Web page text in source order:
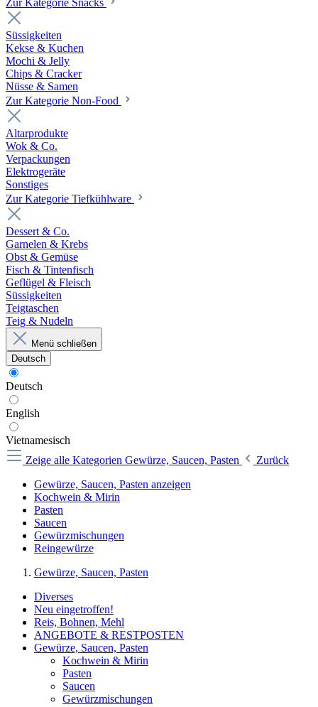
Zur Kategorie Snacks
Süssigkeiten
Kekse & Kuchen
Mochi & Jelly
Chips & Cracker
Nüsse & Samen
Zur Kategorie Non-Food
Altarprodukte
Wok & Co.
Verpackungen
Elektrogeräte
Sonstiges
Zur Kategorie Tiefkühlware
Dessert & Co.
Garnelen & Krebs
Obst & Gemüse
Fisch & Tintenfisch
Geflügel & Fleisch
Süssigkeiten
Teigtaschen
Teig & Nudeln
Menü schließen
Deutsch
Deutsch
English
Vietnamesisch
Zeige alle Kategorien Gewürze, Saucen, Pasten
Zurück
Gewürze, Saucen, Pasten anzeigen
Kochwein & Mirin
Pasten
Saucen
Gewürzmischungen
Reingewürze
Gewürze, Saucen, Pasten
Diverses
Neu eingetroffen!
Reis, Bohnen, Mehl
ANGEBOTE & RESTPOSTEN
Gewürze, Saucen, Pasten
Kochwein & Mirin
Pasten
Saucen
Gewürzmischungen